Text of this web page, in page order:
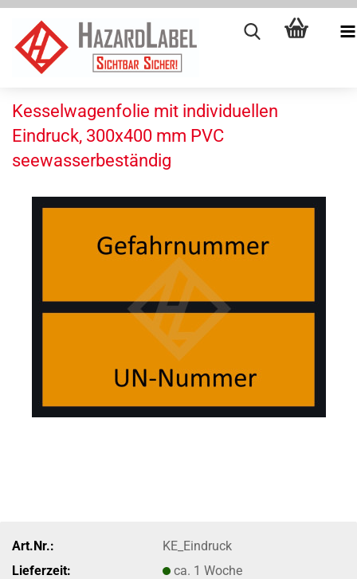
Kesselwagenfolie mit individuellen
Eindruck, 300x400 mm PVC
seewasserbeständig
Art.Nr.:
KE_Eindruck
Lieferzeit:
ca. 1 Woche